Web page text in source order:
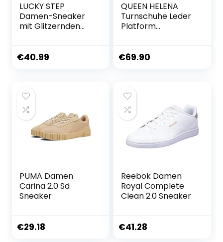
LUCKY STEP
Damen-Sneaker
mit Glitzernden
Sneaker zum
€40.99
QUEEN HELENA
Turnschuhe Leder
Platform
€69.90
PUMA Damen
Carina 2.0 Sd
Sneaker
€29.18
Reebok Damen
Royal Complete
Clean 2.0 Sneaker
€41.28